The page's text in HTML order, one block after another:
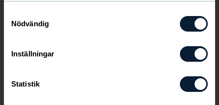
Nödvändig
Inställningar
Statistik